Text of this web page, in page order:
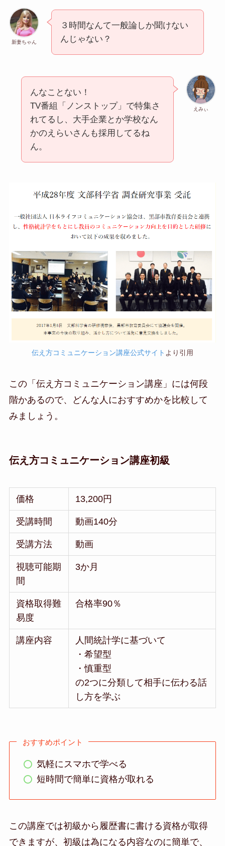
新妻ちゃん
３時間なんて一般論しか聞けない
んじゃない？
えみぃ
んなことない！
TV番組「ノンストップ」で特集さ
れてるし、大手企業とか学校なん
かのえらいさんも採用してるね
ん。
伝え方コミュニケーション講座公式サイト より引用
この「伝え方コミュニケーション講座」には何段
階かあるので、どんな人におすすめかを比較して
みましょう。
伝え方コミュニケーション講座初級
価格 13,200円
受講時間 動画140分
受講方法 動画
視聴可能期
間
3か月
資格取得難
易度
合格率90％
講座内容
人間統計学に基づいて
・希望型
・慎重型
の2つに分類して相手に伝わる話
し方を学ぶ
おすすめポイント
気軽にスマホで学べる
短時間で簡単に資格が取れる
この講座では初級から履歴書に書ける資格が取得
できますが、初級は為になる内容なのに簡単で、